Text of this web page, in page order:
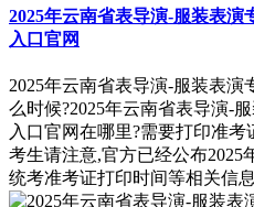
2025年云南省表导演-服装表
入口官网
2025年云南省表导演-服装表
么时候?2025年云南省表导演-
入口官网在哪里?需要打印准
考生请注意,官方已经公布2025
统考准考证打印时间等相关信息